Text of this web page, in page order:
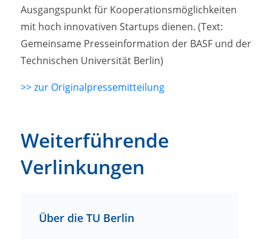
Ausgangspunkt für Kooperationsmöglichkeiten
mit hoch innovativen Startups dienen. (Text:
Gemeinsame Presseinformation der BASF und der
Technischen Universität Berlin)
>> zur Originalpressemitteilung
Weiterführende
Verlinkungen
Über die TU Berlin